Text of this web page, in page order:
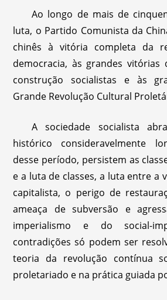
Ao longo de mais de
luta, o Partido Comunista da
chinês à vitória completa da
democracia, às grandes vitórias
construção socialistas e às
Grande Revolução Cultural
A sociedade socialista
histórico consideravelmente
desse período, persistem as
e a luta de classes, a luta entre a
capitalista, o perigo de
ameaça de subversão e
imperialismo e do social-
contradições só podem ser
teoria da revolução contínua
proletariado e na prática guiada